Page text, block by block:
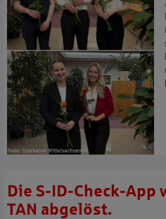
Die S-ID-Check-App
TAN abgelöst.